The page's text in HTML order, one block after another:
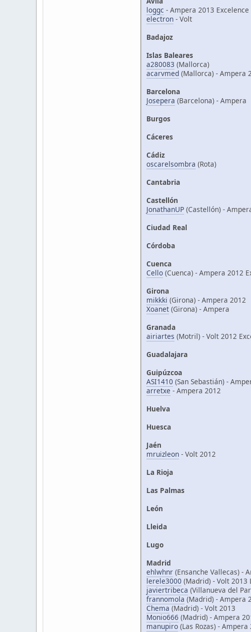
loggc - Ampera 2013 Excelence
electron - Volt
Badajoz
Islas Baleares
a280083 (Mallorca)
acarvmed (Mallorca) - Ampera
Barcelona
Josepera (Barcelona) - Ampera
Burgos
Cáceres
Cádiz
oscarelsombra (Rota)
Cantabria
Castellón
JonathanUP (Castellón) -
Ciudad Real
Córdoba
Cuenca
Cello (Cuenca) - Ampera 2012
Girona
mikkki (Girona) - Ampera 2012
Xoanet (Girona) - Ampera
Granada
airiartes (Motril) - Volt 2012
Guadalajara
Guipúzcoa
ASI1410 (San Sebastián) -
arretxe - Ampera 2012
Huelva
Huesca
Jaén
mruizleon - Volt 2012
La Rioja
Las Palmas
León
Lleida
Lugo
Madrid
ehlwhnr (Ensanche Vallecas) -
lerele3000 (Madrid) - Volt 2013
javiertribeca (Villanueva del
frannomola (Madrid) - Ampera
Chema (Madrid) - Volt 2013
Monio666 (Madrid) - Ampera
manupiro (Las Rozas) - Ampera